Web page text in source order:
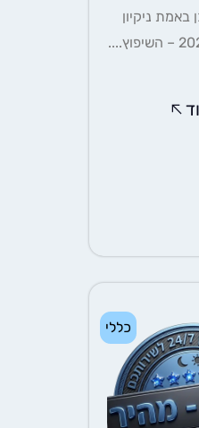
באמת ניקיון
כללי